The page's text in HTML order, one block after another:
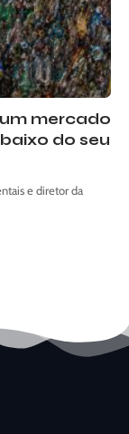
mercado
do seu
e diretor da